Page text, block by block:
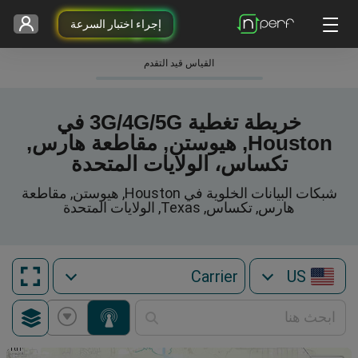
إجراء اختبار السرعة
القياس قيد التقدم
خريطة تغطية 3G/4G/5G في
Houston, هيوستن, مقاطعة هارس,
تكساس، الولايات المتحدة
شبكات البيانات الخلوية في Houston, هيوستن, مقاطعة
هارس, تكساس, Texas, الولايات المتحدة
US